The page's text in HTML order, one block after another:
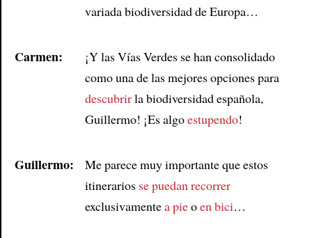
variada biodiversidad de Europa…
Carmen:
¡Y las Vías Verdes se han consolidado
como una de las mejores opciones para
descubrirla biodiversidad española,
Guillermo! ¡Es algoestupendo!
Guillermo:
Me parece muy importante que estos
itinerarios se puedan recorrer
exclusivamentea pieoen bici…